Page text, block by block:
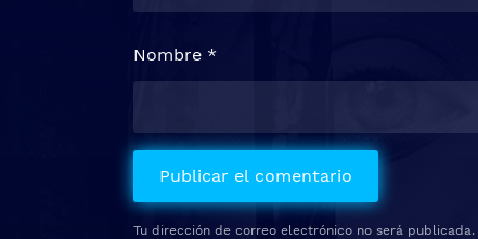
Tu dirección de correo electrónico no será publicada.
Nombre *